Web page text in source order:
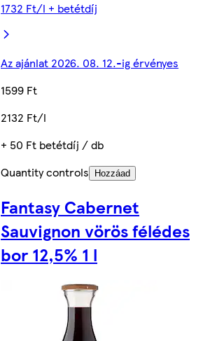
1732 Ft/l + betétdíj
Az ajánlat 2026. 08. 12.-ig érvényes
1599 Ft
2132 Ft/l
+ 50 Ft betétdíj / db
Quantity controls
Hozzáad
Fantasy Cabernet
Sauvignon vörös félédes
bor 12,5% 1 l